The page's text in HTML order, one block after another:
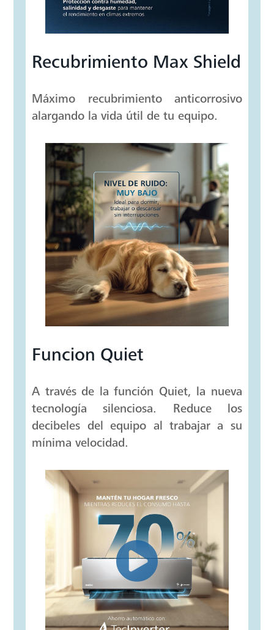
Recubrimiento Max Shield
Máximo recubrimiento anticorrosivo
alargando la vida útil de tu equipo.
Funcion Quiet
A través de la función Quiet, la nueva
tecnología silenciosa. Reduce los
decibeles del equipo al trabajar a su
mínima velocidad.